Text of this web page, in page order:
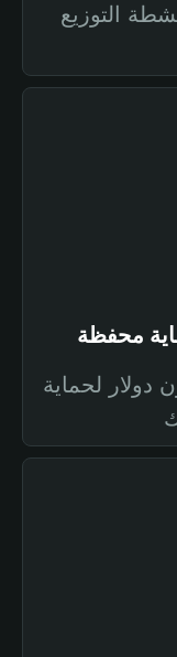
التوزيع
بقيمة 300 مليون دولار لحماية